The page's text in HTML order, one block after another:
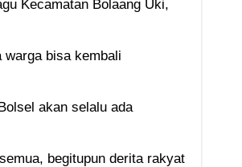
Kecamatan Bolaang Uki,
warga bisa kembali
akan selalu ada
begitupun derita rakyat